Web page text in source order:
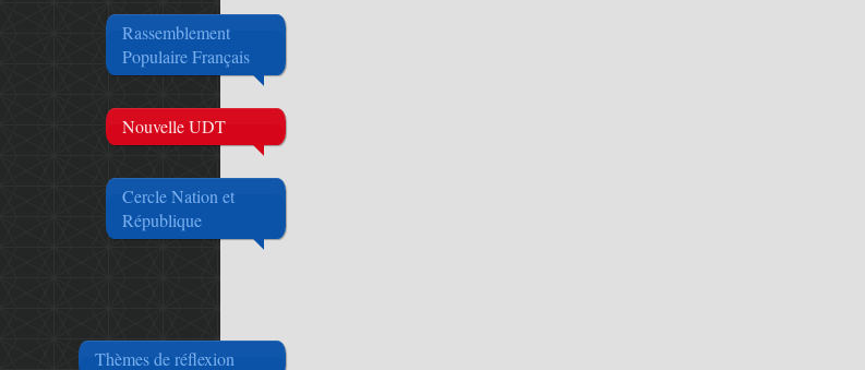
Rassemblement
Populaire Français
Nouvelle UDT
Cercle Nation et
République
Thèmes de réflexion